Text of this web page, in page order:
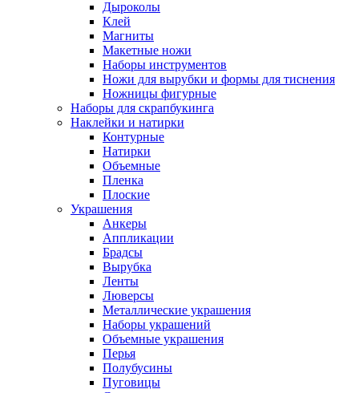
Дыроколы
Клей
Магниты
Макетные ножи
Наборы инструментов
Ножи для вырубки и формы для тиснения
Ножницы фигурные
Наборы для скрапбукинга
Наклейки и натирки
Контурные
Натирки
Объемные
Пленка
Плоские
Украшения
Анкеры
Аппликации
Брадсы
Вырубка
Ленты
Люверсы
Металлические украшения
Наборы украшений
Объемные украшения
Перья
Полубусины
Пуговицы